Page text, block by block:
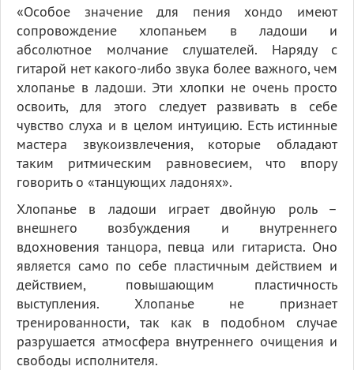
«Особое значение для пения хондо имеют
сопровождение хлопаньем в ладоши и
абсолютное молчание слушателей. Наряду с
гитарой нет какого-либо звука более важного, чем
хлопанье в ладоши. Эти хлопки не очень просто
освоить, для этого следует развивать в себе
чувство слуха и в целом интуицию. Есть истинные
мастера звукоизвлечения, которые обладают
таким ритмическим равновесием, что впору
говорить о «танцующих ладонях».
Хлопанье в ладоши играет двойную роль –
внешнего возбуждения и внутреннего
вдохновения танцора, певца или гитариста. Оно
является само по себе пластичным действием и
действием, повышающим пластичность
выступления. Хлопанье не признает
тренированности, так как в подобном случае
разрушается атмосфера внутреннего очищения и
свободы исполнителя.